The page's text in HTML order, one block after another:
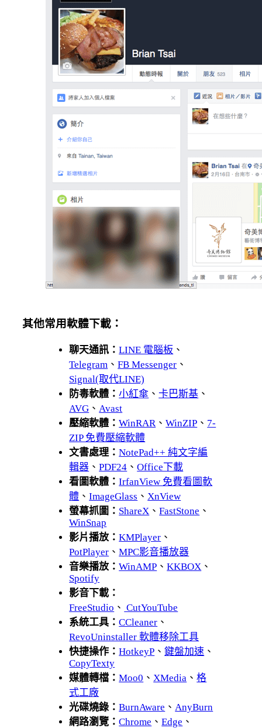
其他常用軟體下載：
聊天通訊：LINE 電腦板 、
Telegram 、FB Messenger 、
Signal(取代LINE)
防毒軟體：小紅傘 、卡巴斯基 、
AVG 、 Avast
壓縮軟體：WinRAR 、WinZIP 、 7-
ZIP 免費壓縮軟體
文書處理：NotePad++ 純文字編
輯器 、PDF24 、Office下載
看圖軟體：IrfanView 免費看圖軟
體 、ImageGlass 、 XnView
螢幕抓圖： ShareX 、FastStone 、
WinSnap
影片播放：KMPlayer 、
PotPlayer 、MPC影音播放器
音樂播放：WinAMP 、KKBOX 、
Spotify
影音下載：
FreeStudio 、 CutYouTube
系統工具：CCleaner 、
RevoUninstaller 軟體移除工具
快捷操作：HotkeyP 、鍵盤加速 、
CopyTexty
媒體轉檔：Moo0 、 XMedia 、格
式工廠
光碟燒錄：BurnAware 、 AnyBurn
網路瀏覽：Chrome 、Edge 、